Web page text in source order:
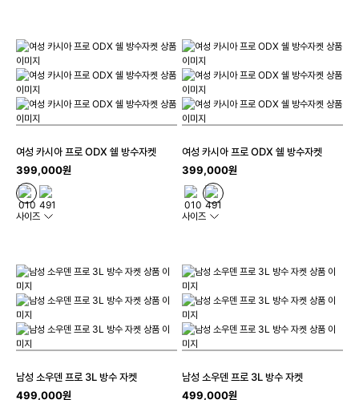
여성 카시아 프로 ODX 쉘 방수자켓
399,000원
사이즈
여성 카시아 프로 ODX 쉘 방수자켓
399,000원
사이즈
남성 소우덴 프로 3L 방수 자켓
499,000원
남성 소우덴 프로 3L 방수 자켓
499,000원